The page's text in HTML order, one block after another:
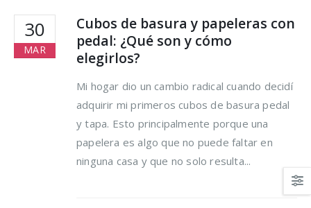
30
MAR
Cubos de basura y papeleras con
pedal: ¿Qué son y cómo
elegirlos?
Mi hogar dio un cambio radical cuando decidí
adquirir mi primeros cubos de basura pedal
y tapa. Esto principalmente porque una
papelera es algo que no puede faltar en
ninguna casa y que no solo resulta...
Trucos para alargar la
vida de tus prendas
delicadas
Cómo reducir los
desperdicios
alimentarios y
al mismo tiempo